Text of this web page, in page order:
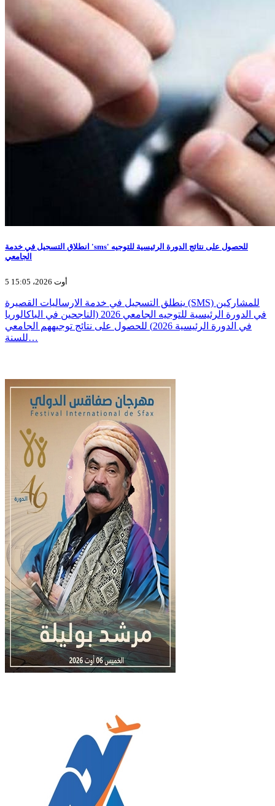
انطلاق التسجيل في خدمة 'sms' للحصول على نتائج الدورة الرئيسية للتوجيه
الجامعي
5 أوت 2026، 15:05
ينطلق التسجيل في خدمة الارساليات القصيرة (SMS) للمشاركين
في الدورة الرئيسية للتوجيه الجامعي 2026 (الناجحين في الباكالوريا
في الدورة الرئيسية 2026) للحصول على نتائج توجيههم الجامعي
للسنة…